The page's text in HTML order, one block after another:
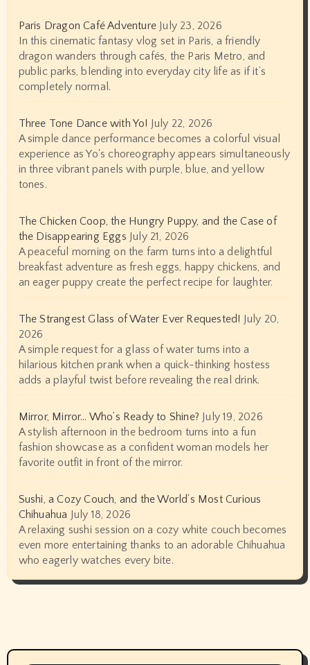
Paris Dragon Café Adventure July 23, 2026
In this cinematic fantasy vlog set in Paris, a friendly
dragon wanders through cafés, the Paris Metro, and
public parks, blending into everyday city life as if it’s
completely normal.
Three Tone Dance with Yo! July 22, 2026
A simple dance performance becomes a colorful visual
experience as Yo's choreography appears simultaneously
in three vibrant panels with purple, blue, and yellow
tones.
The Chicken Coop, the Hungry Puppy, and the Case of
the Disappearing Eggs July 21, 2026
A peaceful morning on the farm turns into a delightful
breakfast adventure as fresh eggs, happy chickens, and
an eager puppy create the perfect recipe for laughter.
The Strangest Glass of Water Ever Requested! July 20,
2026
A simple request for a glass of water turns into a
hilarious kitchen prank when a quick-thinking hostess
adds a playful twist before revealing the real drink.
Mirror, Mirror… Who’s Ready to Shine? July 19, 2026
A stylish afternoon in the bedroom turns into a fun
fashion showcase as a confident woman models her
favorite outfit in front of the mirror.
Sushi, a Cozy Couch, and the World’s Most Curious
Chihuahua July 18, 2026
A relaxing sushi session on a cozy white couch becomes
even more entertaining thanks to an adorable Chihuahua
who eagerly watches every bite.